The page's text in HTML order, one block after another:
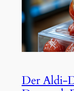
Der Aldi-